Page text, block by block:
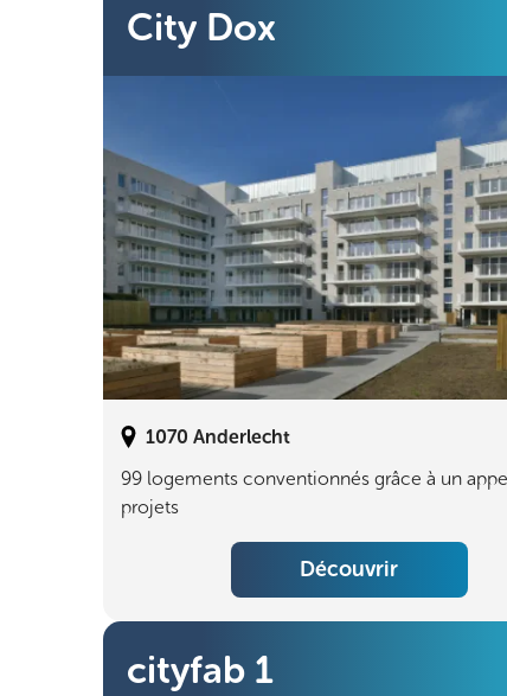
City Dox
1070 Anderlecht
99 logements conventionnés grâce à un
projets
Découvrir
cityfab 1